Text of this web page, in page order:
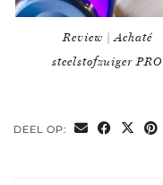
Review | Achaté
steelstofzuiger PRO
DEEL OP: